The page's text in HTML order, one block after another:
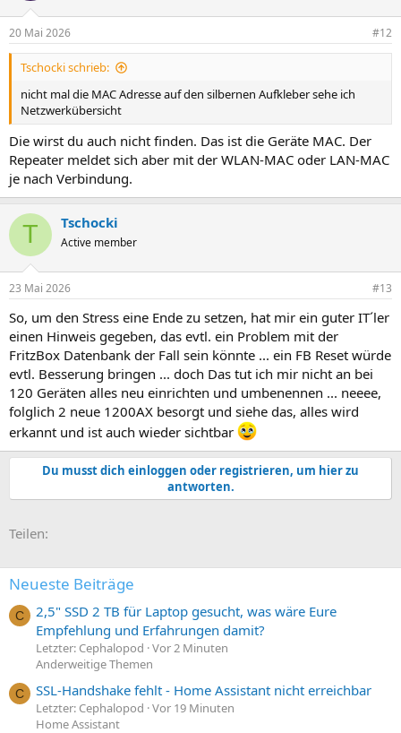
e
n
20 Mai 2026 #12
Tschocki schrieb:
nicht mal die MAC Adresse auf den silbernen Aufkleber sehe ich
Netzwerkübersicht
Die wirst du auch nicht finden. Das ist die Geräte MAC. Der
Repeater meldet sich aber mit der WLAN-MAC oder LAN-MAC
je nach Verbindung.
T Tschocki
Active member
23 Mai 2026 #13
So, um den Stress eine Ende zu setzen, hat mir ein guter IT´ler
einen Hinweis gegeben, das evtl. ein Problem mit der
FritzBox Datenbank der Fall sein könnte ... ein FB Reset würde
evtl. Besserung bringen ... doch Das tut ich mir nicht an bei
120 Geräten alles neu einrichten und umbenennen ... neeee,
folglich 2 neue 1200AX besorgt und siehe das, alles wird
erkannt und ist auch wieder sichtbar
Du musst dich einloggen oder registrieren, um hier zu
antworten.
Teilen:
Neueste Beiträge
C
2,5" SSD 2 TB für Laptop gesucht, was wäre Eure
Empfehlung und Erfahrungen damit?
Letzter: Cephalopod Vor 2 Minuten
Anderweitige Themen
C SSL-Handshake fehlt - Home Assistant nicht erreichbar
Letzter: Cephalopod Vor 19 Minuten
Home Assistant